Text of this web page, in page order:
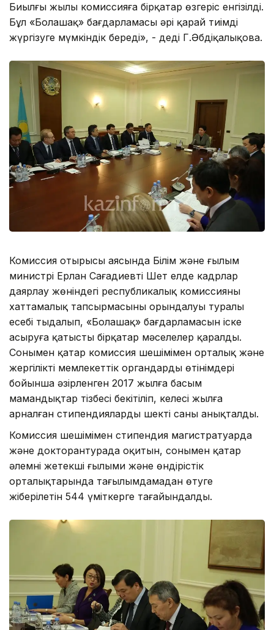
Биылғы жылы комиссияға бірқатар өзгеріс енгізілді.
Бұл «Болашақ» бағдарламасы әрі қарай тиімді
жүргізуге мүмкіндік береді», - деді Г.Әбдіқалықова.
Комиссия отырысы аясында Білім және ғылым
министрі Ерлан Сағадиевтің Шет елде кадрлар
даярлау жөніндегі республикалық комиссияның
хаттамалық тапсырмасының орындалуы туралы
есебі тыңдалып, «Болашақ» бағдарламасын іске
асыруға қатысты бірқатар мәселелер қаралды.
Сонымен қатар комиссия шешімімен орталық және
жергілікті мемлекеттік органдардың өтінімдері
бойынша әзірленген 2017 жылға басым
мамандықтар тізбесі бекітіліп, келесі жылға
арналған стипендиялардың шекті саны анықталды.
Комиссия шешімімен стипендия магистратуарда
және докторантурада оқитын, сонымен қатар
әлемнің жетекші ғылыми және өндірістік
орталықтарында тағылымдамадан өтуге
жіберілетін 544 үміткерге тағайындалды.